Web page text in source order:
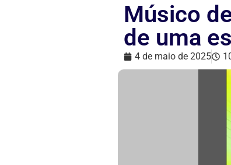
Músico
de uma
4 de maio de 2025